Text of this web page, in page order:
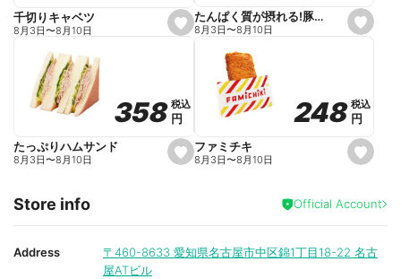
e
e
s
e
o
r
i
e
千切りキャベツ
8月3日〜8月10日
s
e
o
r
i
e
たんぱく質が摂れる!豚しゃぶのパスタサラダ
8月3日〜8月10日
s
e
i
t
358
358税込
税込
円
円
たっぷりハムサンド
8月3日〜8月10日
s
e
a
i
t
248
248 税込
税込
円
円
ファミチキ
8月3日〜8月10日
Store info Official Account
Address 〒460-8633 愛知県名古屋市中区錦1丁目18-22 名古
屋ATビル